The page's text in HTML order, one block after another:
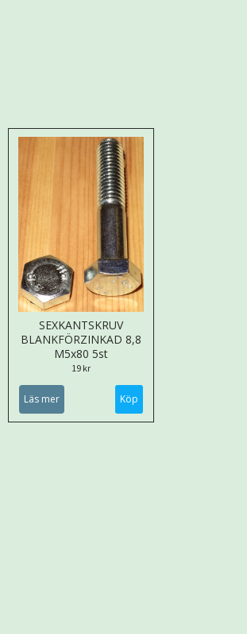
SEXKANTSKRUV
BLANKFÖRZINKAD 8,8
M5x80 5st
19 kr
Läs mer